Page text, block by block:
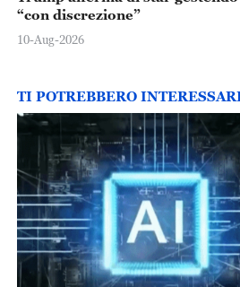
“con discrezione”
10-Aug-2026
TI POTREBBERO